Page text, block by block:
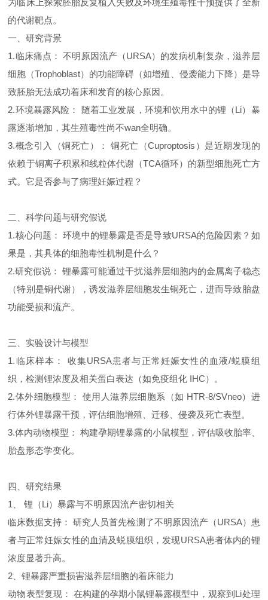
的代谢靶点。
一、研究背景
1.临床痛点： 不明原因流产（URSA）的发病机制复杂，滋养层
细胞（Trophoblast）的功能障碍（如增殖、侵袭能力下降）是导
致胚胎无法成功着床和发育的核心原因。
2.环境暴露风险： 随着工业发展，环境和饮用水中的锂（Li）暴
露逐渐增加，其生殖毒性尚不wan全明确。
3.概念引入（铜死亡）： 铜死亡（Cuproptosis）是近期发现的
依赖于铜离子积累和线粒体代谢（TCA循环）的新型细胞死亡方
式。它是否参与了病理妊娠过程？
二、科学问题与研究假说
1.核心问题： 环境中的锂暴露是否是导致URSA的危险因素？如
果是，其具体的细胞毒性机制是什么？
2.研究假说： 锂暴露可能通过干扰滋养层细胞内的金属离子稳态
（特别是铜代谢），诱发滋养层细胞发生铜死亡，进而导致胎盘
功能受损和流产。
三、实验设计与模型
1.临床样本： 收集URSA患者与正常妊娠女性的血液/蜕膜组
织，检测锂浓度及相关蛋白表达（如免疫组化 IHC）。
2.体外细胞模型： 使用人滋养层细胞系（如 HTR-8/SVneo）进
行体外锂暴露干预，评估细胞增殖、迁移、侵袭及死亡表型。
3.体内动物模型： 构建孕期锂暴露的小鼠模型，评估吸收胎率、
胎盘形态学变化。
四、研究结果
1、 锂（Li）暴露与不明原因流产密切相关
临床数据支持： 研究人员首先检测了不明原因流产（URSA）患
者与正常妊娠女性的血清及蜕膜组织，发现URSA患者体内的锂
浓度显著升高。
2、锂暴露严重损害滋养层细胞的着床能力
动物表型复现： 在构建的孕期小鼠锂暴露模型中，观察到Li处理